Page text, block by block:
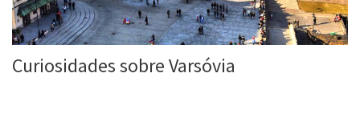
Curiosidades sobre Varsóvia